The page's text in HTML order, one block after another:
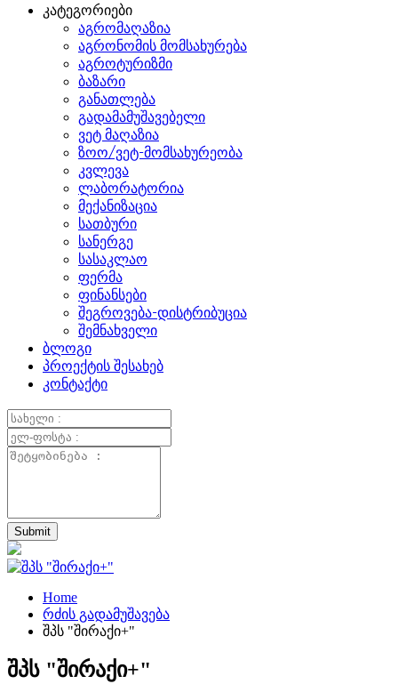
კატეგორიები
აგრომაღაზია
აგრონომის მომსახურება
აგროტურიზმი
ბაზარი
განათლება
გადამამუშავებელი
ვეტ მაღაზია
ზოო/ვეტ-მომსახურეობა
კვლევა
ლაბორატორია
მექანიზაცია
სათბური
სანერგე
სასაკლაო
ფერმა
ფინანსები
შეგროვება-დისტრიბუცია
შემნახველი
ბლოგი
პროექტის შესახებ
კონტაქტი
Home
რძის გადამუშავება
შპს "შირაქი+"
შპს "შირაქი+"